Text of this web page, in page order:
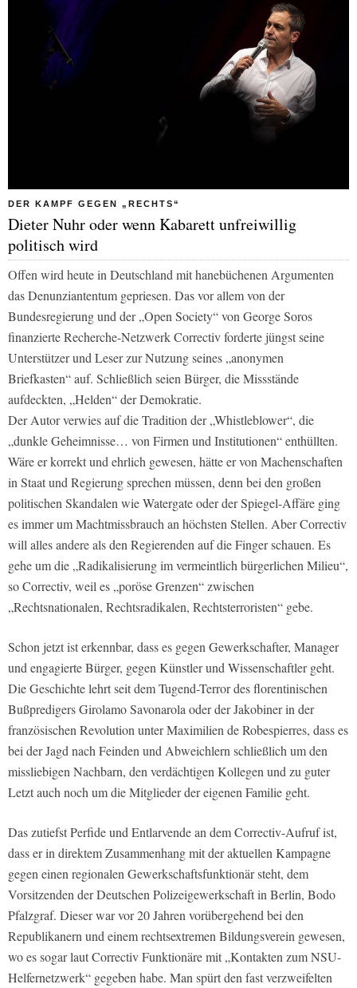
DER KAMPF GEGEN „RECHTS“
Dieter Nuhr oder wenn Kabarett unfreiwillig
politisch wird
Offen wird heute in Deutschland mit hanebüchenen Argumenten
das Denunziantentum gepriesen. Das vor allem von der
Bundesregierung und der „Open Society“ von George Soros
finanzierte Recherche-Netzwerk Correctiv forderte jüngst seine
Unterstützer und Leser zur Nutzung seines „anonymen
Briefkasten“ auf. Schließlich seien Bürger, die Missstände
aufdeckten, „Helden“ der Demokratie.
Der Autor verwies auf die Tradition der „Whistleblower“, die
„dunkle Geheimnisse… von Firmen und Institutionen“ enthüllten.
Wäre er korrekt und ehrlich gewesen, hätte er von Machenschaften
in Staat und Regierung sprechen müssen, denn bei den großen
politischen Skandalen wie Watergate oder derSpiegel-Affäre ging
es immer um Machtmissbrauch an höchsten Stellen. Aber Correctiv
will alles andere als den Regierenden auf die Finger schauen. Es
gehe um die „Radikalisierung im vermeintlich bürgerlichen Milieu“,
so Correctiv, weil es „poröse Grenzen“ zwischen
„Rechtsnationalen, Rechtsradikalen, Rechtsterroristen“ gebe.
Schon jetzt ist erkennbar, dass es gegen Gewerkschafter, Manager
und engagierte Bürger, gegen Künstler und Wissenschaftler geht.
Die Geschichte lehrt seit dem Tugend-Terror des florentinischen
Bußpredigers Girolamo Savonarola oder der Jakobiner in der
französischen Revolution unter Maximilien de Robespierres, dass es
bei der Jagd nach Feinden und Abweichlern schließlich um den
missliebigen Nachbarn, den verdächtigen Kollegen und zu guter
Letzt auch noch um die Mitglieder der eigenen Familie geht.
Das zutiefst Perfide und Entlarvende an dem Correctiv-Aufruf ist,
dass er in direktem Zusammenhang mit der aktuellen Kampagne
gegen einen regionalen Gewerkschaftsfunktionär steht, dem
Vorsitzenden der Deutschen Polizeigewerkschaft in Berlin, Bodo
Pfalzgraf. Dieser war vor 20 Jahren vorübergehend bei den
Republikanern und einem rechtsextremen Bildungsverein gewesen,
wo es sogar laut Correctiv Funktionäre mit „Kontakten zum NSU-
Helfernetzwerk“ gegeben habe. Man spürt den fast verzweifelten